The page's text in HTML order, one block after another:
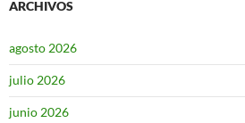
ARCHIVOS
agosto 2026
julio 2026
junio 2026